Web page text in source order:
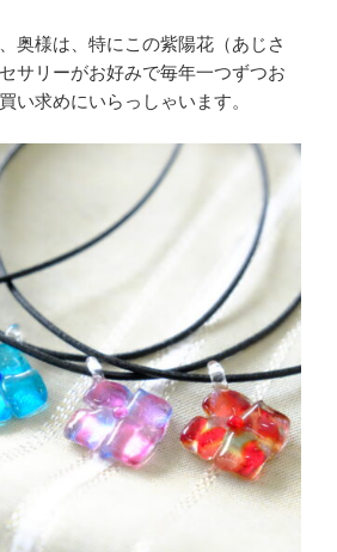
奥様は、特にこの紫陽花（あじさ
サリーがお好みで毎年一つずつお
い求めにいらっしゃいます。